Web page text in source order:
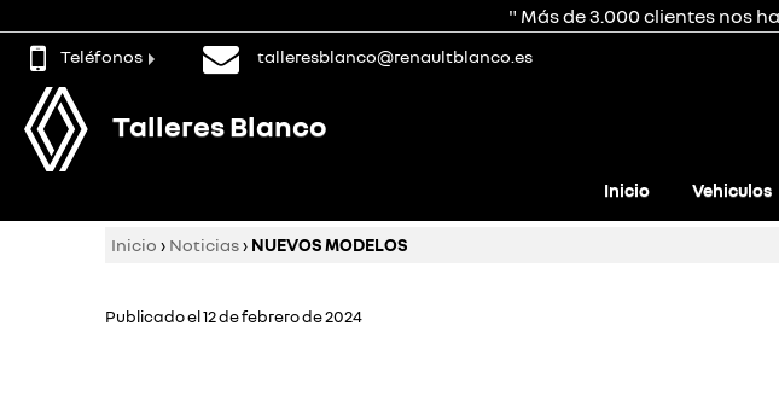
" Más de 3.000 clientes nos
Teléfonos talleresblanco@renaultblanco.es
Talleres Blanco
Inicio Vehiculos
Inicio › Noticias› NUEVOS MODELOS
Publicado el 12 de febrero de 2024